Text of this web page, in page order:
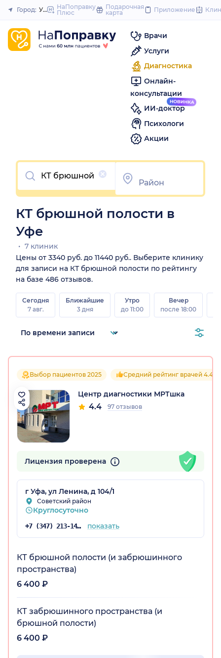
to
Закрыть
Город: Уфа
НаПоправку
Плюс
Подарочная
карта
Приложение
Врачи
Услуги
Диагностика
Онлайн-
консультации
ИИ-доктор
Психологи
Акции
Очистить
КТ брюшной полости в
Уфе
7 клиник
Цены от 3340 руб. до 11440 руб.. Выберите клинику
для записи на КТ брюшной полости по рейтингу
на базе 486 отзывов.
Сегодня
7 авг.
Ближайшие
3 дня
Утро
до 11:00
Вечер
после 18:00
Выбор пациентов 2025 Средний рейтинг врачей 4.4
Центр диагностики МРТшка
4.4 97 отзывов
Лицензия проверена
г Уфа, ул Ленина, д 104/1
Советский район
Круглосуточно
+7 (347) 213-14-25 показать
КТ брюшной полости (и забрюшинного
пространства)
6 400 ₽
КТ забрюшинного пространства (и
брюшной полости)
6 400 ₽